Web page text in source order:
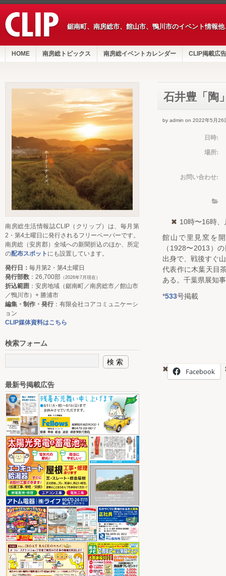
鋸南町、南房総市、館山市、鴨川市のイベント情報
HOME 南房総トピックス 南房総イベントカレンダー CLIP掲載広告
石井豊「陶
by admin on 2022年5月26
日時:
場所:
お問い合わせ:
10時〜16時、
館山で里見窯を
（1928〜2013）
出身で、戦後すぐ
代表作に木葉天目
ある。千葉県展知
*533号掲載
Facebook
南房総生活情報誌CLIP（クリップ）は、毎月第
2・第4土曜日に発行されるフリーペーパーです。
南房総（安房郡）全域への新聞折込のほか、所定
の配布スポット にも設置しています。
発行日： 毎月第2・第4土曜日
発行部数 ：26,700部 （2026年7月現在）
折込範囲 ：安房地域（鋸南町／南房総市／館山市
／鴨川市）+ 勝浦市
編集・制作・発行：有限会社コアコミュニケーシ
ョン
CLIP媒体資料はこちら
検索フォーム
最新号掲載広告